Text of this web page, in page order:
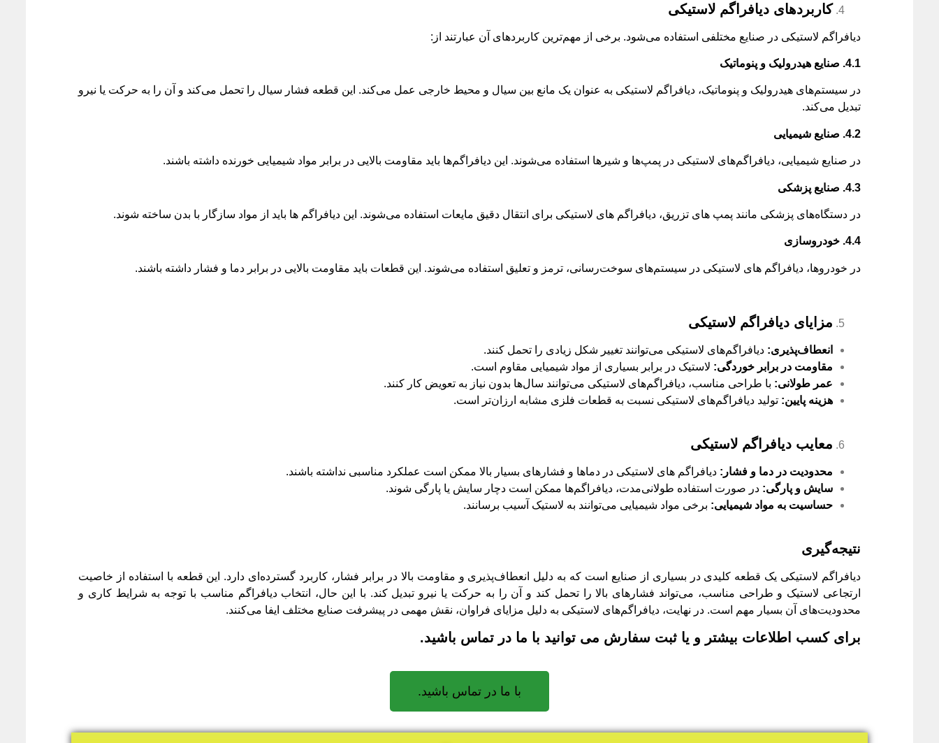
کاربردهای دیافراگم لاستیکی
دیافراگم لاستیکی در صنایع مختلفی استفاده می‌شود. برخی از مهم‌ترین کاربردهای آن عبارتند از:
4.1. صنایع هیدرولیک و پنوماتیک
در سیستم‌های هیدرولیک و پنوماتیک، دیافراگم لاستیکی به عنوان یک مانع بین سیال و محیط خارجی عمل می‌کند. این قطعه فشار سیال را تحمل می‌کند و آن را به حرکت یا نیرو
تبدیل می‌کند.
4.2. صنایع شیمیایی
در صنایع شیمیایی، دیافراگم‌های لاستیکی در پمپ‌ها و شیرها استفاده می‌شوند. این دیافراگم‌ها باید مقاومت بالایی در برابر مواد شیمیایی خورنده داشته باشند.
4.3. صنایع پزشکی
در دستگاه‌های پزشکی مانند پمپ‌ های تزریق، دیافراگم‌ های لاستیکی برای انتقال دقیق مایعات استفاده می‌شوند. این دیافراگم‌ ها باید از مواد سازگار با بدن ساخته شوند.
4.4. خودروسازی
در خودروها، دیافراگم‌ های لاستیکی در سیستم‌های سوخت‌رسانی، ترمز و تعلیق استفاده می‌شوند. این قطعات باید مقاومت بالایی در برابر دما و فشار داشته باشند.
مزایای دیافراگم لاستیکی
انعطاف‌پذیری: دیافراگم‌های لاستیکی می‌توانند تغییر شکل زیادی را تحمل کنند.
مقاومت در برابر خوردگی: لاستیک در برابر بسیاری از مواد شیمیایی مقاوم است.
عمر طولانی: با طراحی مناسب، دیافراگم‌های لاستیکی می‌توانند سال‌ها بدون نیاز به تعویض کار کنند.
هزینه پایین: تولید دیافراگم‌های لاستیکی نسبت به قطعات فلزی مشابه ارزان‌تر است.
معایب دیافراگم لاستیکی
محدودیت در دما و فشار : دیافراگم ‌های لاستیکی در دماها و فشارهای بسیار بالا ممکن است عملکرد مناسبی نداشته باشند.
سایش و پارگی: در صورت استفاده طولانی‌مدت، دیافراگم‌ها ممکن است دچار سایش یا پارگی شوند.
حساسیت به مواد شیمیایی: برخی مواد شیمیایی می‌توانند به لاستیک آسیب برسانند.
نتیجه‌گیری
دیافراگم لاستیکی یک قطعه کلیدی در بسیاری از صنایع است که به دلیل انعطاف‌پذیری و مقاومت بالا در برابر فشار، کاربرد گسترده‌ای دارد. این قطعه با استفاده از خاصیت
ارتجاعی لاستیک و طراحی مناسب، می‌تواند فشارهای بالا را تحمل کند و آن را به حرکت یا نیرو تبدیل کند. با این حال، انتخاب دیافراگم مناسب با توجه به شرایط کاری و
محدودیت‌های آن بسیار مهم است. در نهایت، دیافراگم‌های لاستیکی به دلیل مزایای فراوان، نقش مهمی در پیشرفت صنایع مختلف ایفا می‌کنند.
برای کسب اطلاعات بیشتر و یا ثبت سفارش می توانید با ما در تماس باشید.
با ما در تماس باشید.